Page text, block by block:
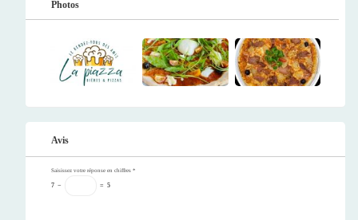
Photos
Avis
Saisissez votre réponse en chiffres *
7 − = 5